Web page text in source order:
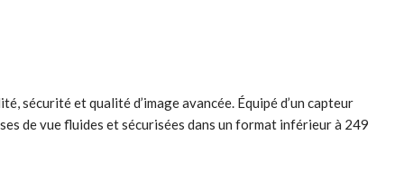
sécurité et qualité d’image avancée. Équipé d’un capteur
de vue fluides et sécurisées dans un format inférieur à 249